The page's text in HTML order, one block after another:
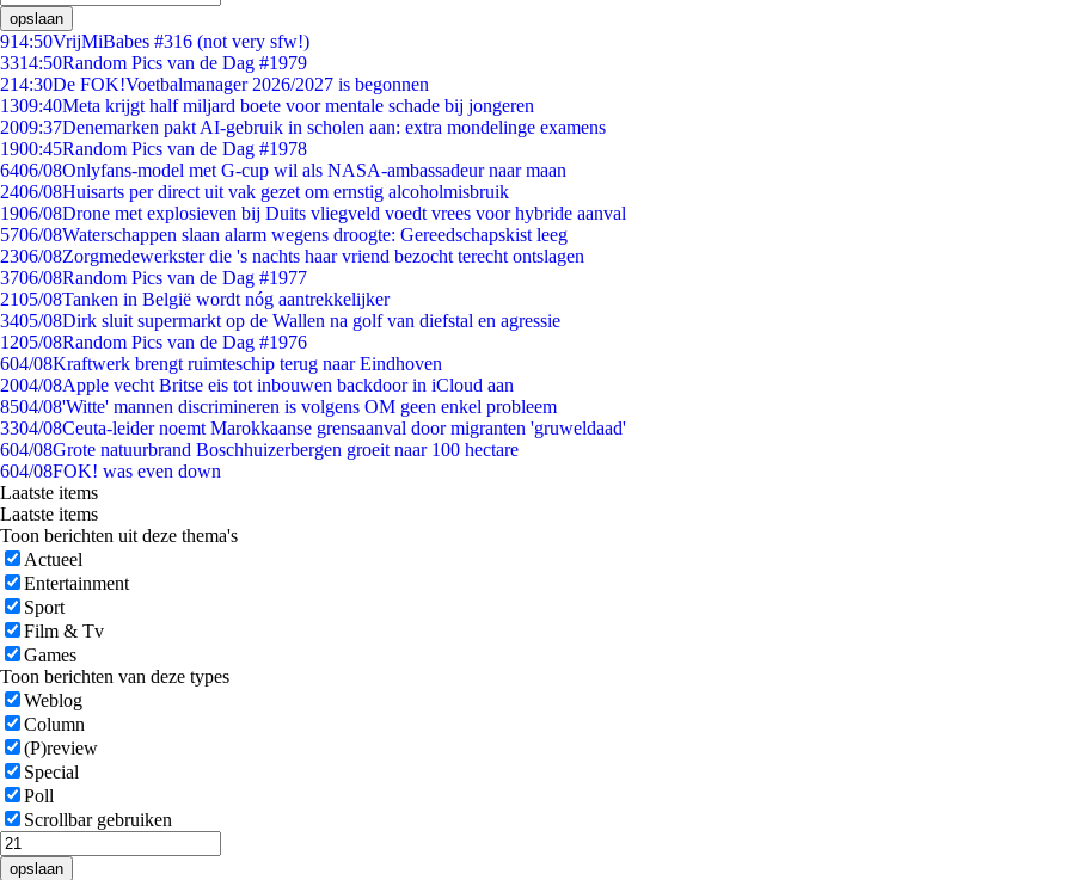
opslaan
914:50VrijMiBabes #316 (not very sfw!)
3314:50Random Pics van de Dag #1979
214:30De FOK!Voetbalmanager 2026/2027 is begonnen
1309:40Meta krijgt half miljard boete voor mentale schade bij jongeren
2009:37Denemarken pakt AI-gebruik in scholen aan: extra mondelinge examens
1900:45Random Pics van de Dag #1978
6406/08Onlyfans-model met G-cup wil als NASA-ambassadeur naar maan
2406/08Huisarts per direct uit vak gezet om ernstig alcoholmisbruik
1906/08Drone met explosieven bij Duits vliegveld voedt vrees voor hybride aanval
5706/08Waterschappen slaan alarm wegens droogte: Gereedschapskist leeg
2306/08Zorgmedewerkster die 's nachts haar vriend bezocht terecht ontslagen
3706/08Random Pics van de Dag #1977
2105/08Tanken in België wordt nóg aantrekkelijker
3405/08Dirk sluit supermarkt op de Wallen na golf van diefstal en agressie
1205/08Random Pics van de Dag #1976
604/08Kraftwerk brengt ruimteschip terug naar Eindhoven
2004/08Apple vecht Britse eis tot inbouwen backdoor in iCloud aan
8504/08'Witte' mannen discrimineren is volgens OM geen enkel probleem
3304/08Ceuta-leider noemt Marokkaanse grensaanval door migranten 'gruweldaad'
604/08Grote natuurbrand Boschhuizerbergen groeit naar 100 hectare
604/08FOK! was even down
Laatste items
Laatste items
Toon berichten uit deze thema's
Actueel
Entertainment
Sport
Film & Tv
Games
Toon berichten van deze types
Weblog
Column
(P)review
Special
Poll
Scrollbar gebruiken
opslaan